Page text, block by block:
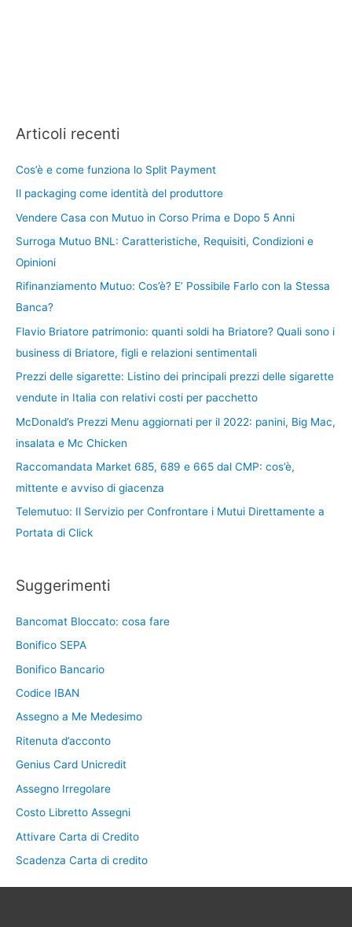
Articoli recenti
Cos’è e come funziona lo Split Payment
Il packaging come identità del produttore
Vendere Casa con Mutuo in Corso Prima e Dopo 5 Anni
Surroga Mutuo BNL: Caratteristiche, Requisiti, Condizioni e
Opinioni
Rifinanziamento Mutuo: Cos’è? E’ Possibile Farlo con la Stessa
Banca?
Flavio Briatore patrimonio: quanti soldi ha Briatore? Quali sono i
business di Briatore, figli e relazioni sentimentali
Prezzi delle sigarette: Listino dei principali prezzi delle sigarette
vendute in Italia con relativi costi per pacchetto
McDonald’s Prezzi Menu aggiornati per il 2022: panini, Big Mac,
insalata e Mc Chicken
Raccomandata Market 685, 689 e 665 dal CMP: cos’è,
mittente e avviso di giacenza
Telemutuo: Il Servizio per Confrontare i Mutui Direttamente a
Portata di Click
Suggerimenti
Bancomat Bloccato: cosa fare
Bonifico SEPA
Bonifico Bancario
Codice IBAN
Assegno a Me Medesimo
Ritenuta d’acconto
Genius Card Unicredit
Assegno Irregolare
Costo Libretto Assegni
Attivare Carta di Credito
Scadenza Carta di credito